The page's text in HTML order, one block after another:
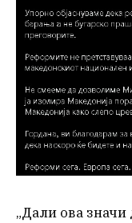
„Дали ова значи